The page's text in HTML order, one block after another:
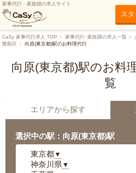
家事代行・家政婦の求人サイト
ス
CaSy 家事代行求人 TOP 家事代行･家政婦の求人一覧
豊島区
向原(東京都)駅のお料理代行
向原(東京都)駅のお料
覧
エリアから探す
選択中の駅：向原(東京都)駅
東京都▼
神奈川県 ▼